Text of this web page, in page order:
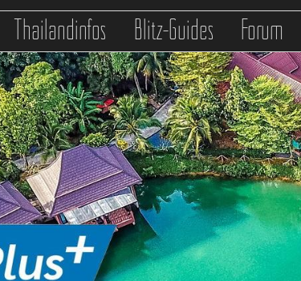
Thailandinfos Blitz-Guides Forum